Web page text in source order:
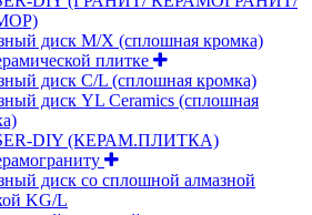
диск M/X (сплошная кромка)
плитке
диск C/L (сплошная кромка)
диск YL Ceramics (сплошная
DIY (КЕРАМ.ПЛИТКА)
диск со сплошной алмазной
KG/L